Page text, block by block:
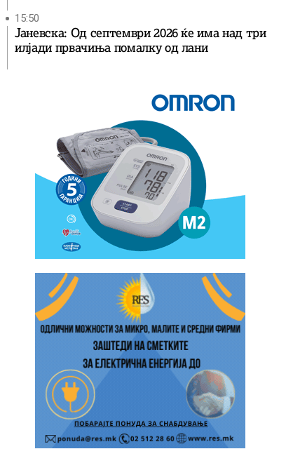
15:50
Јаневска: Од септември 2026 ќе има над три
илјади првачиња помалку од лани